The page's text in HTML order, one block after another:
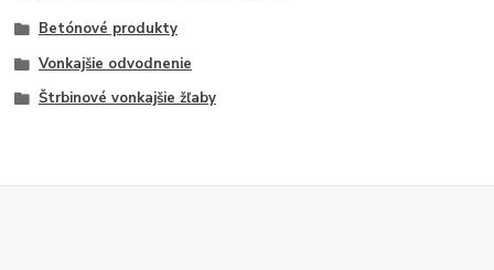
Betónové produkty
Vonkajšie odvodnenie
Štrbinové vonkajšie žľaby